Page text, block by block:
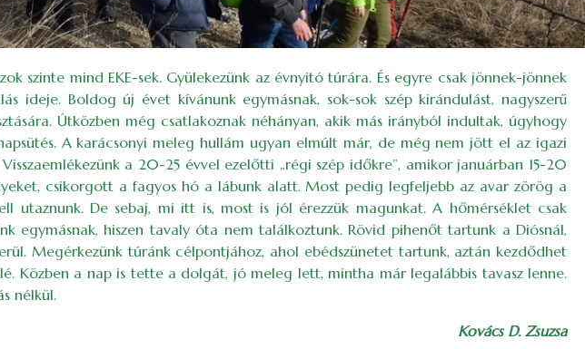
szinte mind EKE-sek. Gyülekezünk az évnyitó túrára. És egyre csak jönnek-jönnek
ideje. Boldog új évet kívánunk egymásnak, sok-sok szép kirándulást, nagyszerű
Útközben még csatlakoznak néhányan, akik más irányból indultak, úgyhogy
A karácsonyi meleg hullám ugyan elmúlt már, de még nem jött el az igazi
a 20-25 évvel ezelőtti „régi szép időkre”, amikor januárban 15-20
csikorgott a fagyos hó a lábunk alatt. Most pedig legfeljebb az avar zörög a
De sebaj, mi itt is, most is jól érezzük magunkat. A hőmérséklet csak
egymásnak, hiszen tavaly óta nem találkoztunk. Rövid pihenőt tartunk a Diósnál,
Megérkezünk túránk célpontjához, ahol ebédszünetet tartunk, aztán kezdődhet
Közben a nap is tette a dolgát, jó meleg lett, mintha már legalábbis tavasz lenne.
nélkül.
Kovács D. Zsuzsa